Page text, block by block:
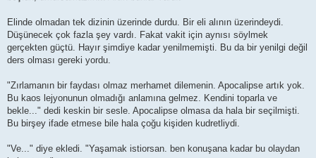
Elinde olmadan tek dizinin üzerinde durdu. Bir eli alının üzerindeydi.
Düşünecek çok fazla şey vardı. Fakat vakit için aynısı söylmek
gerçekten güçtü. Hayır şimdiye kadar yenilmemişti. Bu da bir yenilgi değil
ders olması gereki yordu.
"Zırlamanın bir faydası olmaz merhamet dilemenin. Apocalipse artık yok.
Bu kaos lejyonunun olmadığı anlamına gelmez. Kendini toparla ve
bekle..." dedi keskin bir sesle. Apocalipse olmasa da hala bir seçilmişti.
Bu birşey ifade etmese bile hala çoğu kişiden kudretliydi.
"Ve..." diye ekledi. "Yaşamak istiorsan. ben konuşana kadar bu olaydan